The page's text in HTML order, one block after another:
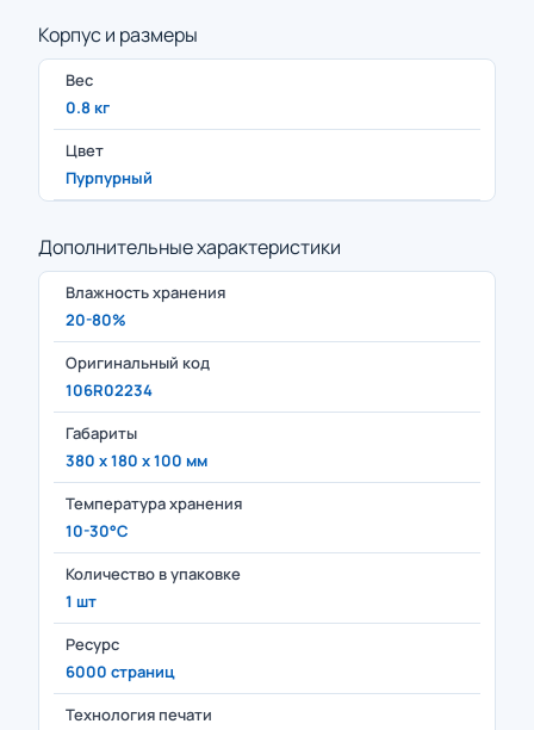
Корпус и размеры
Вес
0.8 кг
Цвет
Пурпурный
Дополнительные характеристики
Влажность хранения
20-80%
Оригинальный код
106R02234
Габариты
380 x 180 x 100 мм
Температура хранения
10-30°C
Количество в упаковке
1 шт
Ресурс
6000 страниц
Технология печати